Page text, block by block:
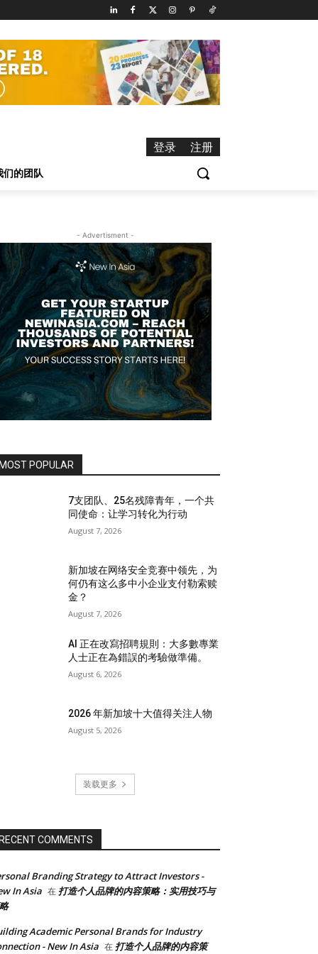
登录
注册
们的团队
- Advertisment -
MOST POPULAR
7支团队、25名残障青年，一个共
同使命：让学习转化为行动
August 7, 2026
新加坡在网络安全竞赛中领先，为
何仍有这么多中小企业支付勒索赎
金？
August 7, 2026
AI 正在改寫招聘規則：大多數專業
人士正在為錯誤的考驗做準備。
August 6, 2026
2026 年新加坡十大值得关注人物
August 5, 2026
装载更多
COMMENTS
Branding Strategy to Attract Investors -
In Asia 在 打造个人品牌的内容策略：实用技巧与
Academic Personal Brands for Industry
- New In Asia 在 打造个人品牌的内容策